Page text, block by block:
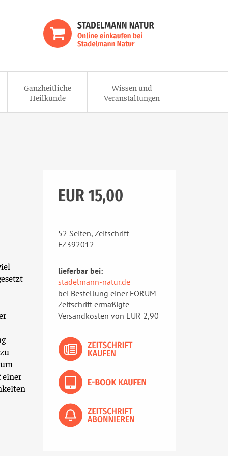
Ganzheitliche
Heilkunde
Wissen und
Veranstaltungen
einer
EUR 15,00
52 Seiten, Zeitschrift
FZ392012
lieferbar bei:
stadelmann-natur.de
bei Bestellung einer FORUM-
Zeitschrift ermäßigte
Versandkosten von EUR 2,90